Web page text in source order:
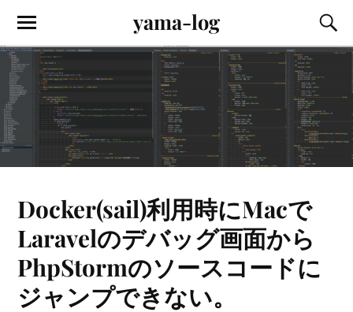
yama-log
Docker(sail)利用時にMacで
Laravelのデバッグ画面から
PhpStormのソースコードに
ジャンプできない。